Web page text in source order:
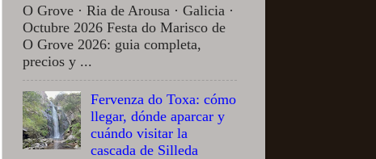
O Grove · Ria de Arousa · Galicia ·
Octubre 2026 Festa do Marisco de
O Grove 2026: guia completa,
precios y ...
Fervenza do Toxa: cómo
llegar, dónde aparcar y
cuándo visitar la
cascada de Silleda